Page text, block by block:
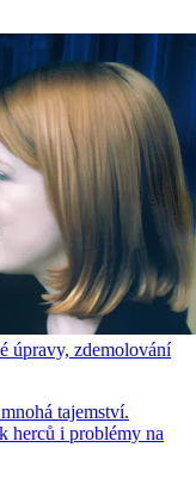
úpravy, zdemolování
tajemství.
herců i problémy na